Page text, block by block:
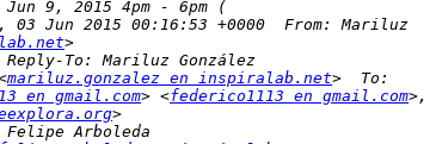
mariluz.gonzalez en inspiralab.net
en gmail.com> <federico1113 en gmail.com